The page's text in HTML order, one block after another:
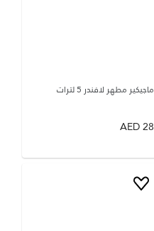
ماجيكير مطهر لافندر 5 لترات
28
AED